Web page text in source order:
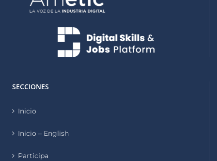
SECCIONES
Inicio
Inicio – English
Participa